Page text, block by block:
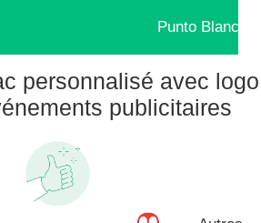
Punto Blanco
personnalisé avec logo
publicitaires